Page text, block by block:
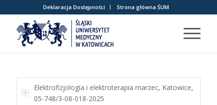
Deklaracja Dostępności Strona główna ŚUM
Elektrofizjologia i elektroterapia marzec, Katowice,
05-748/3-08-018-2025